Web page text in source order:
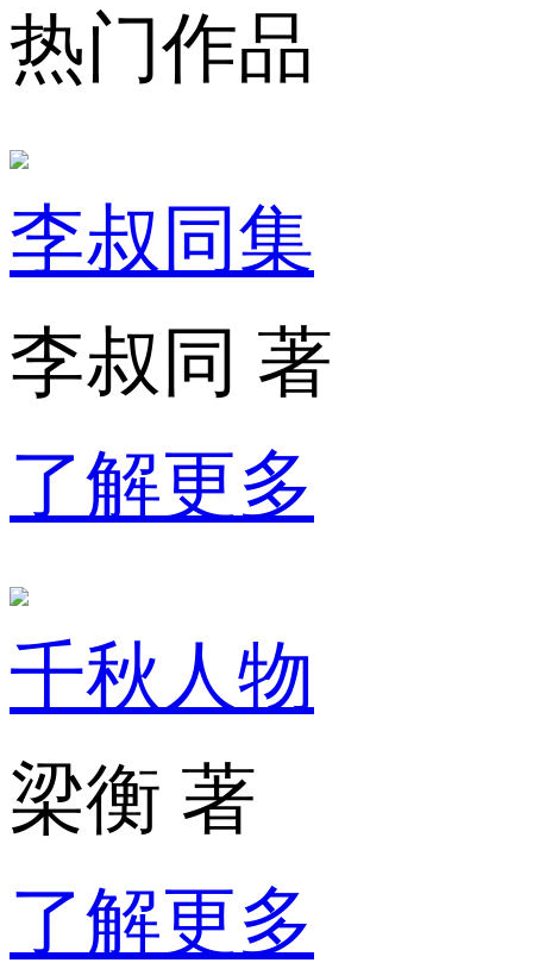
热门作品
李叔同集
李叔同 著
了解更多
千秋人物
梁衡 著
了解更多